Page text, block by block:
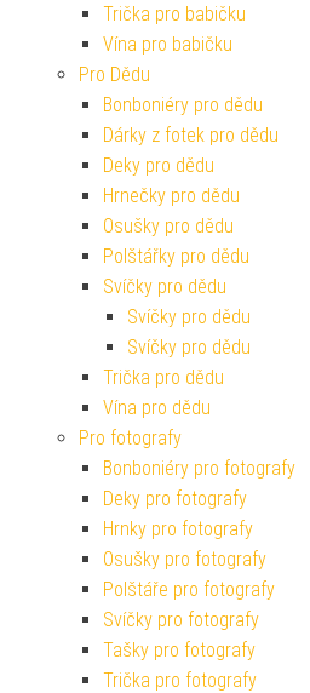
Trička pro babičku
Vína pro babičku
Pro Dědu
Bonboniéry pro dědu
Dárky z fotek pro dědu
Deky pro dědu
Hrnečky pro dědu
Osušky pro dědu
Polštářky pro dědu
Svíčky pro dědu
Svíčky pro dědu
Svíčky pro dědu
Trička pro dědu
Vína pro dědu
Pro fotografy
Bonboniéry pro fotografy
Deky pro fotografy
Hrnky pro fotografy
Osušky pro fotografy
Polštáře pro fotografy
Svíčky pro fotografy
Tašky pro fotografy
Trička pro fotografy